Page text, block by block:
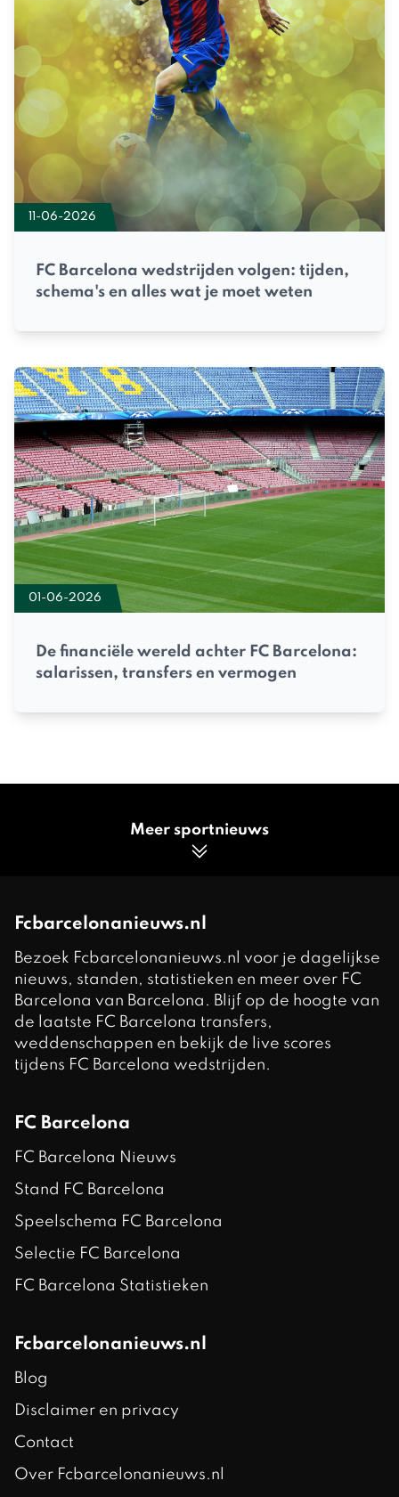
11-06-2026
FC Barcelona wedstrijden volgen: tijden,
schema's en alles wat je moet weten
01-06-2026
De financiële wereld achter FC Barcelona:
salarissen, transfers en vermogen
Meer sportnieuws
Fcbarcelonanieuws.nl
Bezoek Fcbarcelonanieuws.nl voor je dagelijkse
nieuws, standen, statistieken en meer over FC
Barcelona van Barcelona. Blijf op de hoogte van
de laatste FC Barcelona transfers,
weddenschappen en bekijk de live scores
tijdens FC Barcelona wedstrijden.
FC Barcelona
FC Barcelona Nieuws
Stand FC Barcelona
Speelschema FC Barcelona
Selectie FC Barcelona
FC Barcelona Statistieken
Fcbarcelonanieuws.nl
Blog
Disclaimer en privacy
Contact
Over Fcbarcelonanieuws.nl